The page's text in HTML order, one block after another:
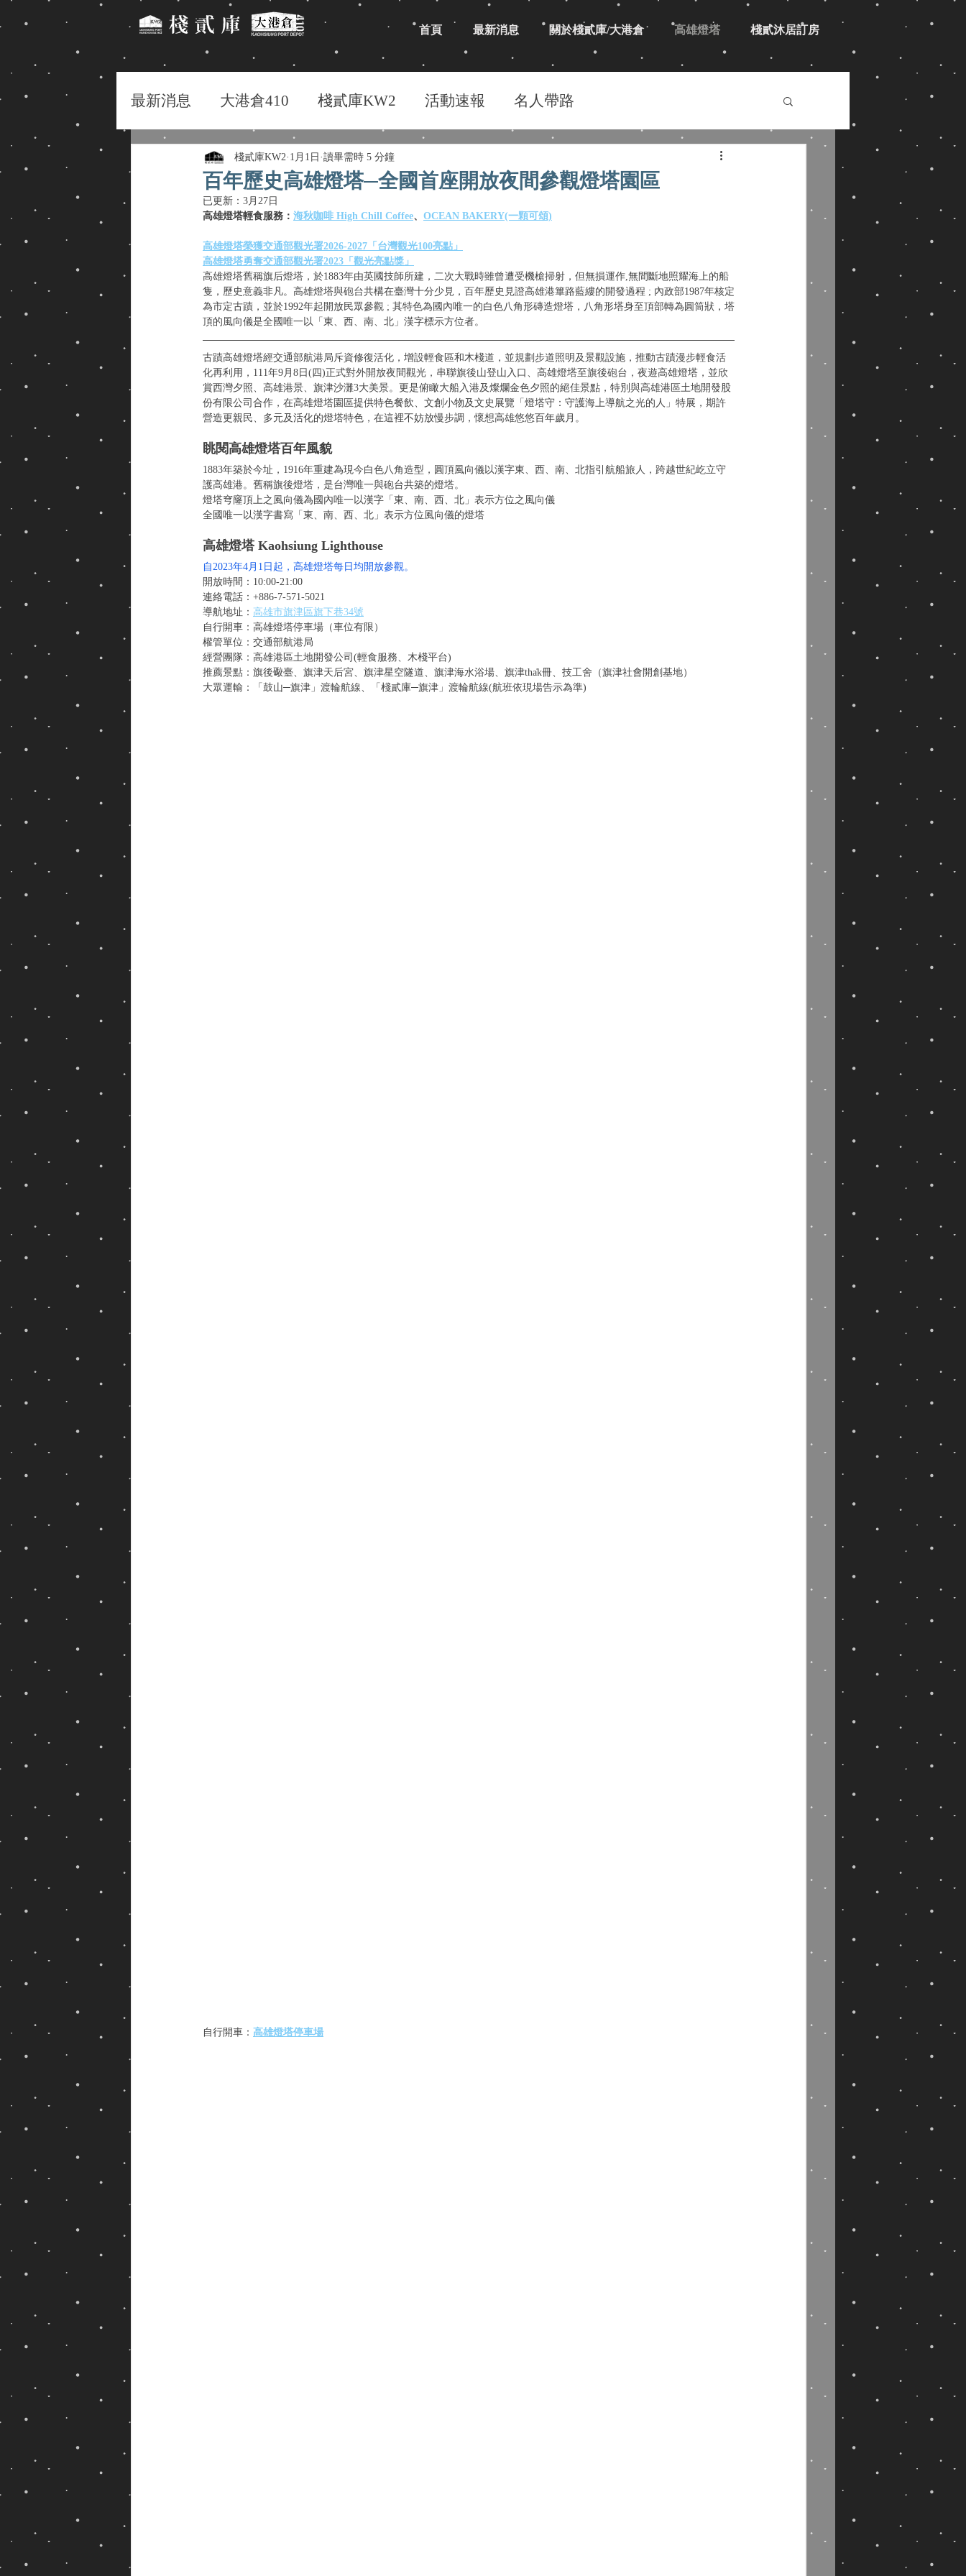
首頁 最新消息 關於棧貳庫/大港倉 高雄燈塔 棧貳沐居訂房
最新消息 大港倉410 棧貳庫KW2 活動速報 名人帶路
百年歷史高雄燈塔─全國首座開放夜間參觀燈塔園區
棧貳庫KW2 1月1日 讀畢需時 5 分鐘
已更新： 3月27日
高雄燈塔輕食服務： 海秋咖啡 High Chill Coffee、 OCEAN BAKERY(一顆可頌)
高雄燈塔榮獲交通部觀光署2026-2027「台灣觀光100亮點」
高雄燈塔勇奪交通部觀光署2023「觀光亮點獎」
高雄燈塔舊稱旗后燈塔，於1883年由英國技師所建，二次大戰時雖曾遭受機槍掃射，但無損運作,無間斷地照耀海上的船
隻，歷史意義非凡。高雄燈塔與砲台共構在臺灣十分少見，百年歷史見證高雄港篳路藍縷的開發過程 ; 內政部1987年核定
為市定古蹟，並於1992年起開放民眾參觀 ; 其特色為國內唯一的白色八角形磚造燈塔，八角形塔身至頂部轉為圓筒狀，塔
頂的風向儀是全國唯一以「東、西、南、北」漢字標示方位者。
古蹟高雄燈塔經交通部航港局斥資修復活化，增設輕食區和木棧道，並規劃步道照明及景觀設施，推動古蹟漫步輕食活
化再利用， 111年9月8日(四)正式對外開放夜間觀光， 串聯旗後山登山入口、高雄燈塔至旗後砲台，夜遊高雄燈塔，並欣
賞西灣夕照、高雄港景、旗津沙灘3大美景。更是俯瞰大船入港及燦爛金色夕照的絕佳景點，特別與高雄港區土地開發股
份有限公司合作，在高雄燈塔園區提供特色餐飲、文創小物及文史展覽「燈塔守：守護海上導航之光的人」特展，期許
營造更親民、多元及活化的燈塔特色，在這裡不妨放慢步調，懷想高雄悠悠百年歲月。
眺閱高雄燈塔百年風貌
1883年築於今址，1916年重建為現今白色八角造型，圓頂風向儀以漢字東、西、南、北指引航船旅人，跨越世紀屹立守
護高雄港。舊稱旗後燈塔，是台灣唯一與砲台共築的燈塔。
燈塔穹窿頂上之風向儀為國內唯一以漢字「東、南、西、北」表示方位之風向儀
全國唯一以漢字書寫「東、南、西、北」表示方位風向儀的燈塔
高雄燈塔 Kaohsiung Lighthouse
自2023年4月1日起，高雄燈塔每日均開放參觀。
開放時間：10:00-21:00
連絡電話：+886-7-571-5021
導航地址： 高雄市旗津區旗下巷34號
自行開車：高雄燈塔停車場（車位有限）
權管單位：交通部航港局
經營團隊：高雄港區土地開發公司(輕食服務、木棧平台)
推薦景點：旗後礮臺、旗津天后宮、旗津星空隧道、旗津海水浴場、旗津tha̍k冊、技工舍（旗津社會開創基地）
大眾運輸：「鼓山─旗津」渡輪航線、「棧貳庫─旗津」渡輪航線(航班依現場告示為準)
自行開車： 高雄燈塔停車場